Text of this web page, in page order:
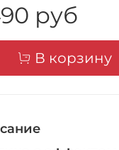
руб
В корзину